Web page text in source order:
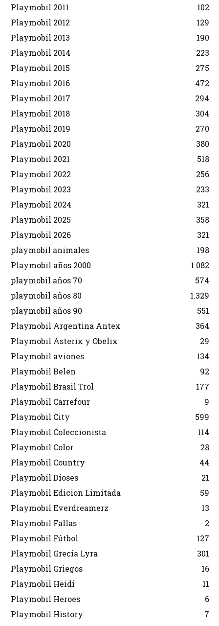
Playmobil 2011
102
Playmobil 2012
129
Playmobil 2013
190
Playmobil 2014
223
Playmobil 2015
275
Playmobil 2016
472
Playmobil 2017
294
Playmobil 2018
304
Playmobil 2019
270
Playmobil 2020
380
Playmobil 2021
518
Playmobil 2022
256
Playmobil 2023
233
Playmobil 2024
321
Playmobil 2025
358
Playmobil 2026
321
playmobil animales
198
Playmobil años 2000
1.082
playmobil años 70
574
playmobil años 80
1.329
playmobil años 90
551
Playmobil Argentina Antex
364
Playmobil Asterix y Obelix
29
Playmobil aviones
134
Playmobil Belen
92
Playmobil Brasil Trol
177
Playmobil Carrefour
9
Playmobil City
599
Playmobil Coleccionista
114
Playmobil Color
28
Playmobil Country
44
Playmobil Dioses
21
Playmobil Edicion Limitada
59
Playmobil Everdreamerz
13
Playmobil Fallas
2
Playmobil Fútbol
127
Playmobil Grecia Lyra
301
Playmobil Griegos
16
Playmobil Heidi
11
Playmobil Heroes
6
Playmobil History
7